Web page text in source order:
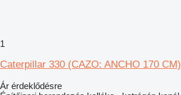
1
Caterpillar 330 (CAZO: ANCHO 170 CM)
Ár érdeklődésre